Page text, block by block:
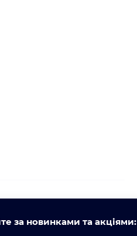
за новинками та акціями: